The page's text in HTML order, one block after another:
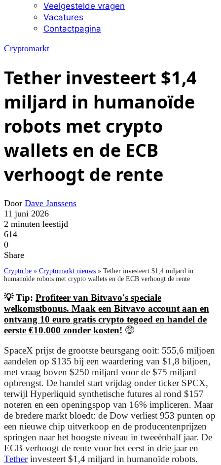
Veelgestelde vragen
Vacatures
Contactpagina
Cryptomarkt
Tether investeert $1,4
miljard in humanoïde
robots met crypto
wallets en de ECB
verhoogt de rente
Door Dave Janssens
11 juni 2026
2 minuten leestijd
614
0
Share
Crypto.be » Cryptomarkt nieuws » Tether investeert $1,4 miljard in
humanoïde robots met crypto wallets en de ECB verhoogt de rente
💡 Tip: Profiteer van Bitvavo's speciale
welkomstbonus. Maak een Bitvavo account aan en
ontvang 10 euro gratis crypto tegoed en handel de
eerste €10.000 zonder kosten! 🤑
SpaceX prijst de grootste beursgang ooit: 555,6 miljoen
aandelen op $135 bij een waardering van $1,8 biljoen,
met vraag boven $250 miljard voor de $75 miljard
opbrengst. De handel start vrijdag onder ticker SPCX,
terwijl Hyperliquid synthetische futures al rond $157
noteren en een openingspop van 16% impliceren. Maar
de bredere markt bloedt: de Dow verliest 953 punten op
een nieuwe chip uitverkoop en de producentenprijzen
springen naar het hoogste niveau in tweeënhalf jaar. De
ECB verhoogt de rente voor het eerst in drie jaar en
Tetherinvesteert $1,4 miljard in humanoïde robots.